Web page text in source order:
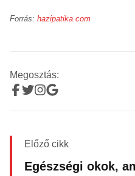
Forrás: hazipatika.com
Megosztás:
Előző cikk
Egészségi okok,